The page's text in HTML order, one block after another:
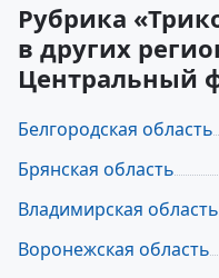
Рубрика
в других
Центральный
Белгородская область
Брянская область
Владимирская область
Воронежская область